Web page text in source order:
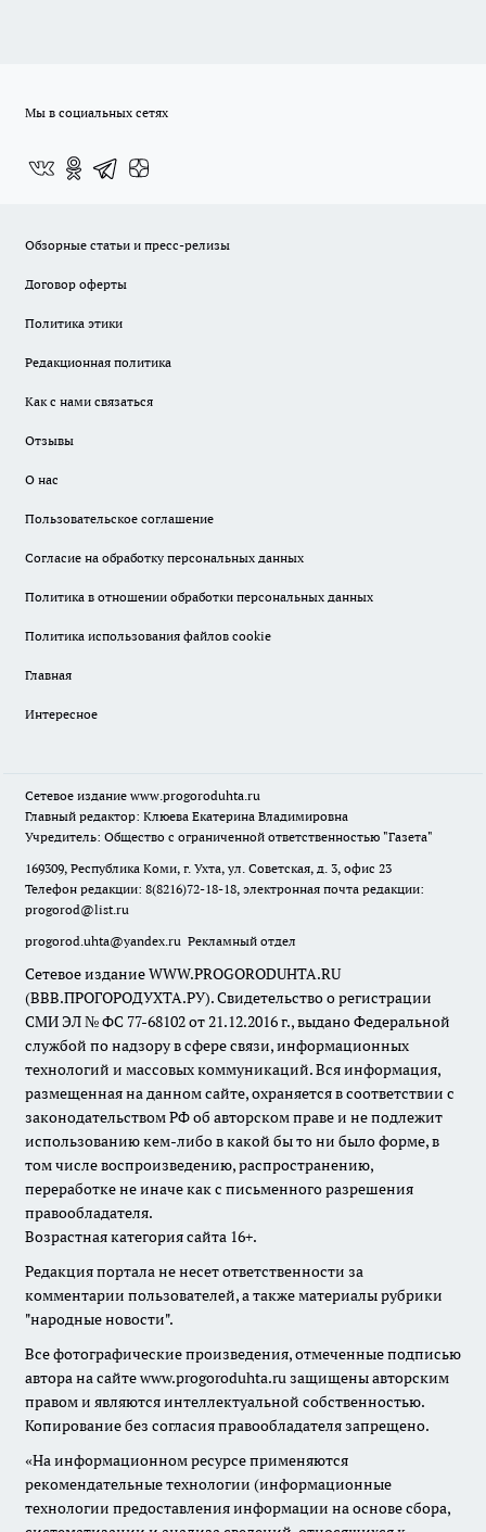
Мы в социальных сетях
Обзорные статьи и пресс-релизы
Договор оферты
Политика этики
Редакционная политика
Как с нами связаться
Отзывы
О нас
Пользовательское соглашение
Согласие на обработку персональных данных
Политика в отношении обработки персональных данных
Политика использования файлов cookie
Главная
Интересное
Сетевое издание www.progoroduhta.ru
Главный редактор: Клюева Екатерина Владимировна
Учредитель: Общество с ограниченной ответственностью "Газета"
169309, Республика Коми, г. Ухта, ул. Советская, д. 3, офис 23
Телефон редакции: 8(8216)72-18-18, электронная почта редакции:
progorod@list.ru
progorod.uhta@yandex.ru Рекламный отдел
Сетевое издание WWW.PROGORODUHTA.RU
(ВВВ.ПРОГОРОДУХТА.РУ). Свидетельство о регистрации
СМИ ЭЛ № ФС 77-68102 от 21.12.2016 г., выдано Федеральной
службой по надзору в сфере связи, информационных
технологий и массовых коммуникаций. Вся информация,
размещенная на данном сайте, охраняется в соответствии с
законодательством РФ об авторском праве и не подлежит
использованию кем-либо в какой бы то ни было форме, в
том числе воспроизведению, распространению,
переработке не иначе как с письменного разрешения
правообладателя.
Возрастная категория сайта 16+.
Редакция портала не несет ответственности за
комментарии пользователей, а также материалы рубрики
"народные новости".
Все фотографические произведения, отмеченные подписью
автора на сайте www.progoroduhta.ru защищены авторским
правом и являются интеллектуальной собственностью.
Копирование без согласия правообладателя запрещено.
«На информационном ресурсе применяются
рекомендательные технологии (информационные
технологии предоставления информации на основе сбора,